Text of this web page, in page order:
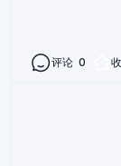
评论 0